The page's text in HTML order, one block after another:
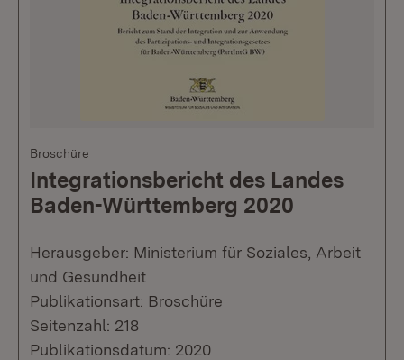
Broschüre
Integrationsbericht des Landes
Baden-Württemberg 2020
Herausgeber: Ministerium für Soziales, Arbeit
und Gesundheit
Publikationsart: Broschüre
Seitenzahl: 218
Publikationsdatum: 2020